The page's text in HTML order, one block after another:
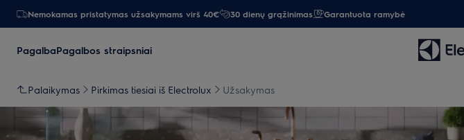
Nemokamas pristatymas užsakymams virš 40€ 30 dienų grąžinimas Garantuota ramybė
PagalbaPagalbos straipsniai
Palaikymas Pirkimas tiesiai iš Electrolux Užsakymas